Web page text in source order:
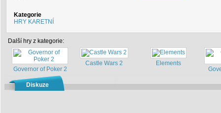
Kategorie
HRY KARETNÍ
Další hry z kategorie:
Governor of Poker 2
Castle Wars 2
Elements
Diskuze